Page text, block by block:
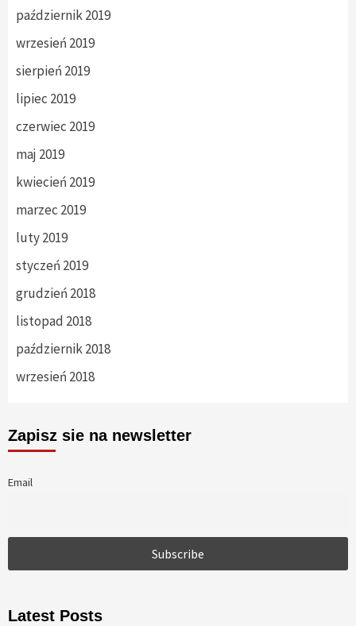
październik 2019
wrzesień 2019
sierpień 2019
lipiec 2019
czerwiec 2019
maj 2019
kwiecień 2019
marzec 2019
luty 2019
styczeń 2019
grudzień 2018
listopad 2018
październik 2018
wrzesień 2018
Zapisz sie na newsletter
Email
Latest Posts